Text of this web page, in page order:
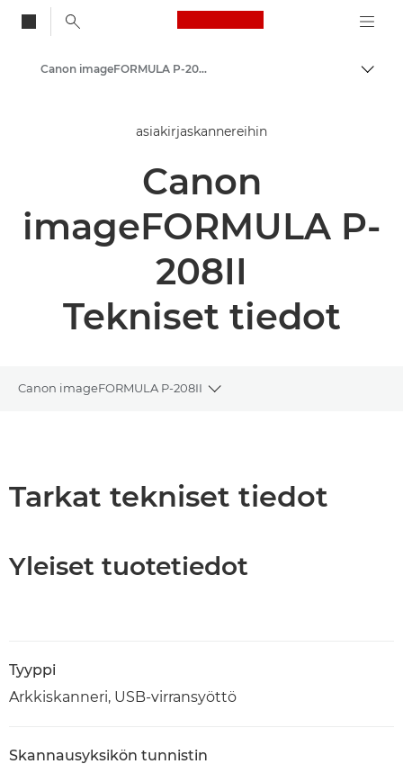
Canon Logo, back
Ratkaisut ja palvelut
Asiakirjaskannerit
Canon imageFORMULA P-208II - Asiakirjaskannerit
asiakirjaskannereihin
Canon
imageFORMULA P-
208II
Tekniset tiedot
Canon imageFORMULA P-208II
Toggle breadcrumbs
Tarkat tekniset tiedot
Yleiset tuotetiedot
Tyyppi
Arkkiskanneri, USB-virransyöttö
Skannausyksikön tunnistin